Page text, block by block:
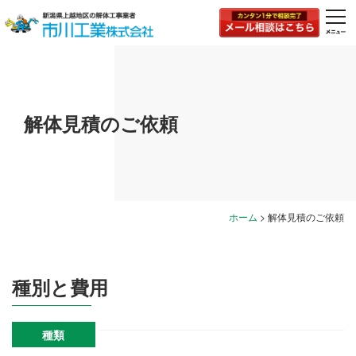
解体見積のご依頼
ホーム > 解体見積のご依頼
種別と費用
種類